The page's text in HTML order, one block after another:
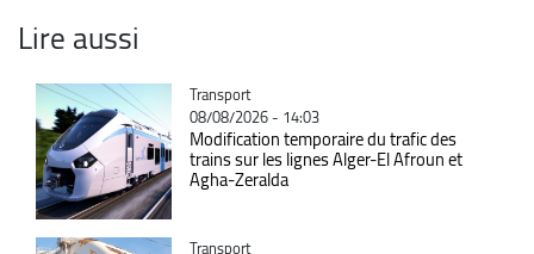
Lire aussi
Catégorie
Transport
08/08/2026 - 14:03
Modification temporaire du trafic des
trains sur les lignes Alger-El Afroun et
Agha-Zeralda